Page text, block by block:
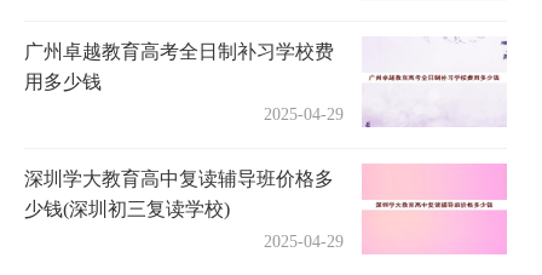
广州卓越教育高考全日制补习学校费
用多少钱
2025-04-29
深圳学大教育高中复读辅导班价格多
少钱(深圳初三复读学校)
2025-04-29